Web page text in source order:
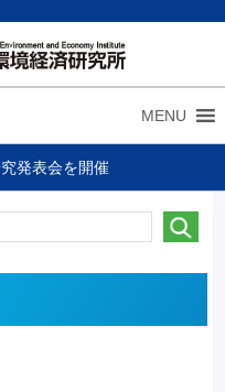
MENU
発表会を開催